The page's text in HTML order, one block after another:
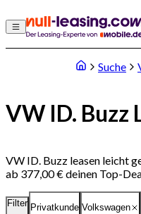
Suche
VW ID. Buzz
VW ID. Buzz leasen leicht
ab 377,00 € deinen Top-
Filter Privatkunde Volkswagen